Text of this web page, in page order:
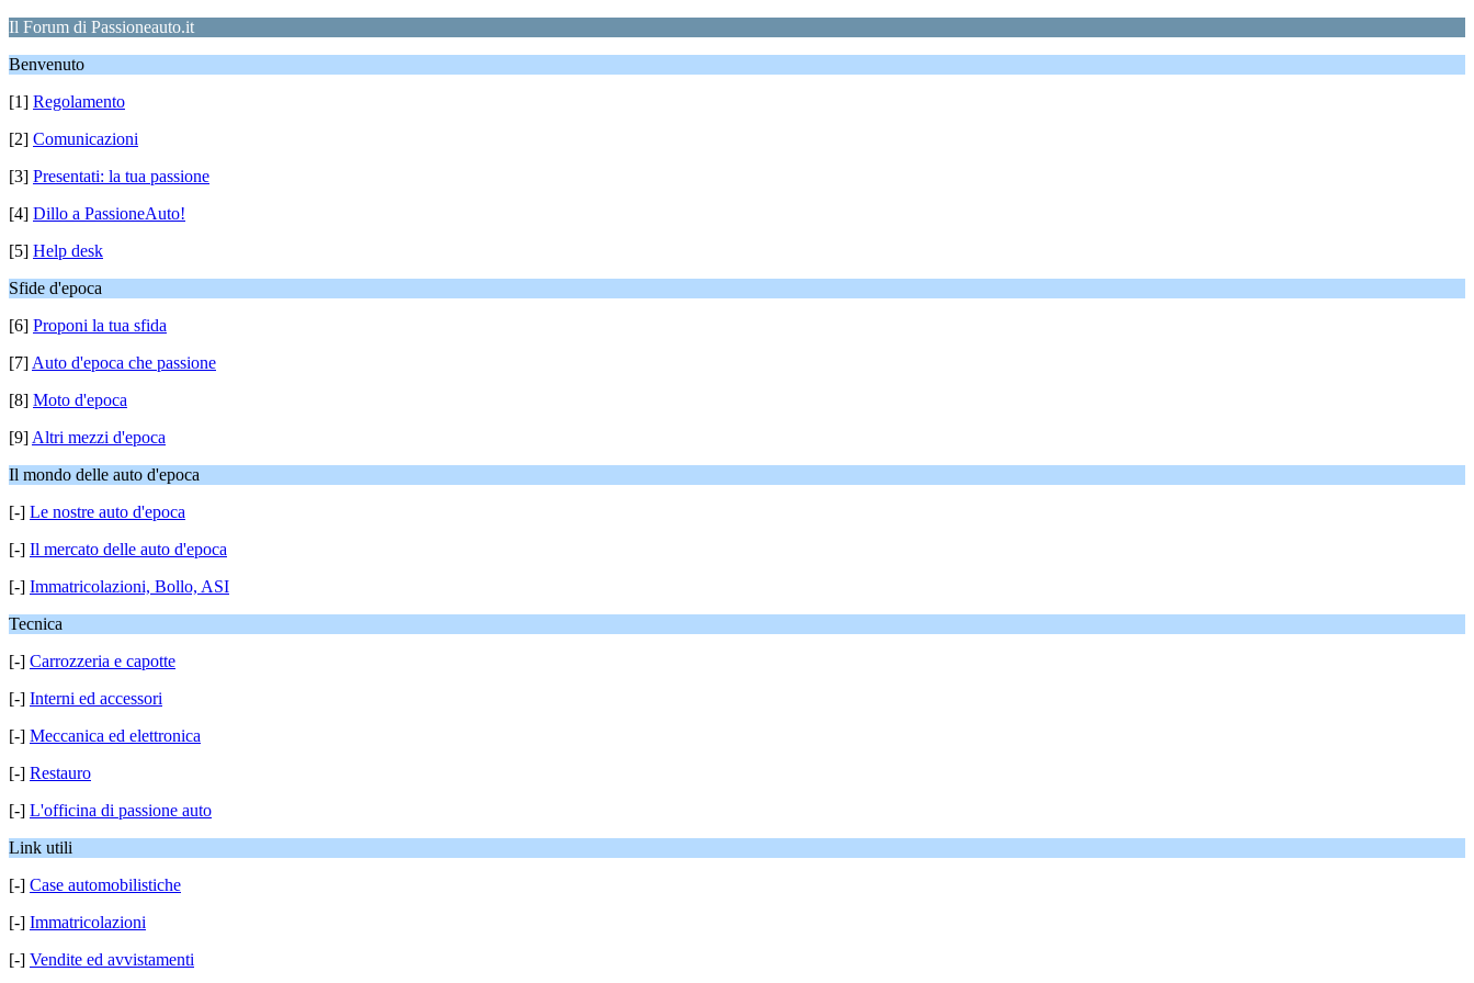
Il Forum di Passioneauto.it
Benvenuto
[1] Regolamento
[2] Comunicazioni
[3] Presentati: la tua passione
[4] Dillo a PassioneAuto!
[5] Help desk
Sfide d'epoca
[6] Proponi la tua sfida
[7] Auto d'epoca che passione
[8] Moto d'epoca
[9] Altri mezzi d'epoca
Il mondo delle auto d'epoca
[-] Le nostre auto d'epoca
[-] Il mercato delle auto d'epoca
[-] Immatricolazioni, Bollo, ASI
Tecnica
[-] Carrozzeria e capotte
[-] Interni ed accessori
[-] Meccanica ed elettronica
[-] Restauro
[-] L'officina di passione auto
Link utili
[-] Case automobilistiche
[-] Immatricolazioni
[-] Vendite ed avvistamenti